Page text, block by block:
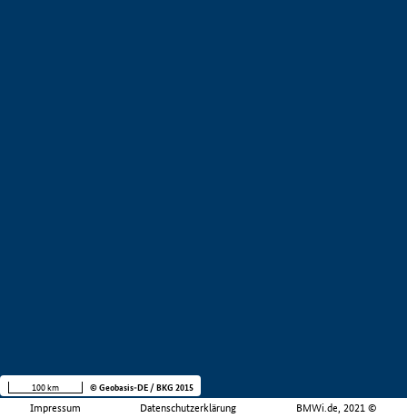
Impressum Datenschutzerklärung BMWi.de, 2021 ©
100 km © Geobasis-DE / BKG 2015